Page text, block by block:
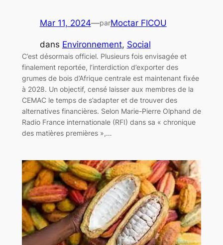
Mar 11, 2024—parMoctar FICOU
dans Environnement, Social
C’est désormais officiel. Plusieurs fois envisagée et
finalement reportée, l’interdiction d’exporter des
grumes de bois d’Afrique centrale est maintenant fixée
à 2028. Un objectif, censé laisser aux membres de la
CEMAC le temps de s’adapter et de trouver des
alternatives financières. Selon Marie-Pierre Olphand de
Radio France internationale (RFI) dans sa « chronique
des matières premières »,…